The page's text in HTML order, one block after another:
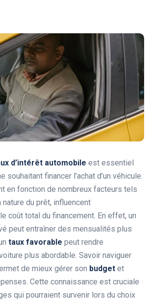
d’intérêt automobile est essentiel
souhaitant financer l’achat d’un véhicule.
en fonction de nombreux facteurs tels
du prêt, influencent
coût total du financement. En effet, un
peut entraîner des mensualités plus
taux favorable peut rendre
plus abordable. Savoir naviguer
de mieux gérer son budget et
Cette connaissance est cruciale
qui pourraient survenir lors du choix